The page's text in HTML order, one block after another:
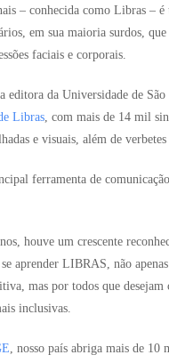
– conhecida como Libras – é
em sua maioria surdos,
faciais e corporais.
editora da Universidade de
Libras, com mais de 14 mil
e visuais, além de
ferramenta de
houve um crescente
aprender LIBRAS, não
mas por todos que desejam
inclusivas.
, nosso país abriga mais de 10